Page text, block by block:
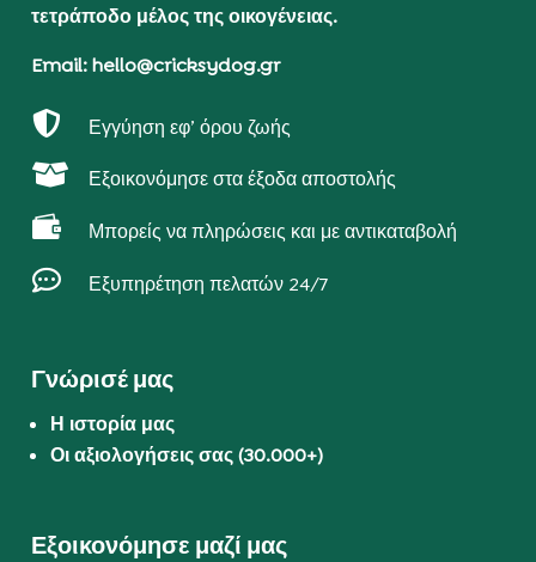
τετράποδο μέλος της οικογένειας.
Email: hello@cricksydog.gr
 Εγγύηση εφ’ όρου ζωής
 Εξοικονόμησε στα έξοδα αποστολής
 Μπορείς να πληρώσεις και με αντικαταβολή
 Εξυπηρέτηση πελατών 24/7
Γνώρισέ μας
Η ιστορία μας
Οι αξιολογήσεις σας (30.000+)
Εξοικονόμησε μαζί μας